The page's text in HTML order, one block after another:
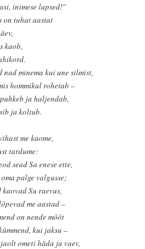
inimese lapsed!"
on tuhat aastat
kaob,
nad minema kui une silmist,
hommikul rohetab –
ja haljendab,
ja koltub.
me kaome,
tardume:
sead Sa enese ette,
palge valgusse;
kaovad Su raevus,
me aastad –
on nende mõõt
kui jaksu –
ometi häda ja vaev,